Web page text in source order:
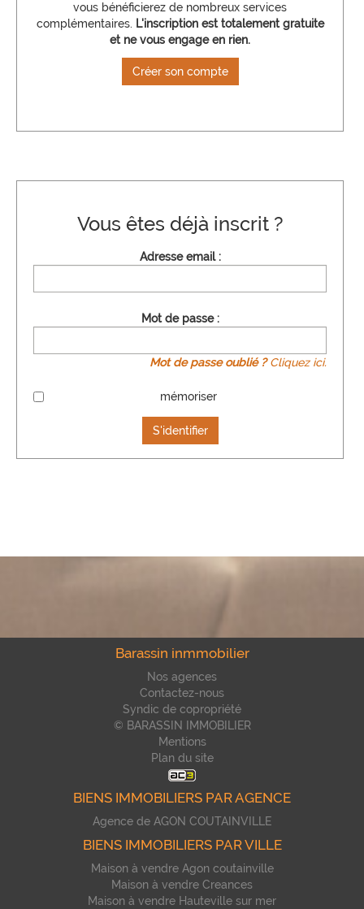
vous bénéficierez de nombreux services
complémentaires. L'inscription est totalement gratuite
et ne vous engage en rien.
Créer son compte
Vous êtes déjà inscrit ?
Adresse email :
Mot de passe :
Mot de passe oublié ?Cliquez ici.
mémoriser
S'identifier
Barassin inmmobilier
Nos agences
Contactez-nous
Syndic de copropriété
© BARASSIN IMMOBILIER
Mentions
Plan du site
BIENS IMMOBILIERS PAR AGENCE
Agence de AGON COUTAINVILLE
BIENS IMMOBILIERS PAR VILLE
Maison à vendre Agon coutainville
Maison à vendre Creances
Maison à vendre Hauteville sur mer